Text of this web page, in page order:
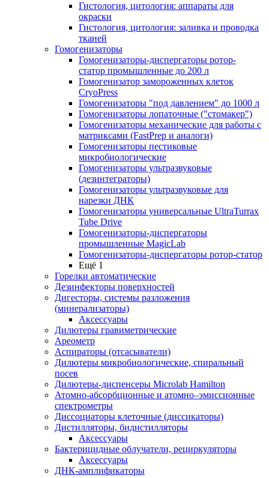
Гистология, цитология: аппараты для
окраски
Гистология, цитология: заливка и проводка
тканей
Гомогенизаторы
Гомогенизаторы-диспергаторы ротор-
статор промышленные до 200 л
Гомогенизатор замороженных клеток
CryoPress
Гомогенизаторы "под давлением" до 1000 л
Гомогенизаторы лопаточные ("стомакер")
Гомогенизаторы механические для работы с
матриксами (FastPrep и аналоги)
Гомогенизаторы пестиковые
микробиологические
Гомогенизаторы ультразвуковые
(дезинтеграторы)
Гомогенизаторы ультразвуковые для
нарезки ДНК
Гомогенизаторы универсальные UltraTurrax
Tube Drive
Гомогенизаторы-диспергаторы
промышленные MagicLab
Гомогенизаторы-диспергаторы ротор-статор
Ещё 1
Горелки автоматические
Дезинфекторы поверхностей
Дигесторы, системы разложения
(минерализаторы)
Аксессуары
Дилютеры гравиметрические
Ареометр
Аспираторы (отсасыватели)
Дилютеры микробиологические, спиральный
посев
Дилютеры-диспенсеры Microlab Hamilton
Атомно-абсорбционные и атомно–эмиссионные
спектрометры
Диссоциаторы клеточные (диссикаторы)
Дистилляторы, бидистилляторы
Аксессуары
Бактерицидные облучатели, рециркуляторы
Аксессуары
ДНК-амплификаторы